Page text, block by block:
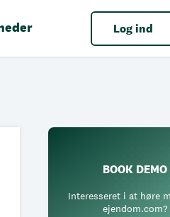
Log ind
BOOK DEMO
Interesseret i at høre
ejendom.com?